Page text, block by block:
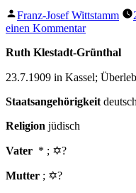
Veröffentlicht
von
Franz-Josef Wittstamm
einen Kommentarzu
Ruth
Ruth Klestadt-Grünthal
23.7.1909 in Kassel;
Staatsangehörigkeit deutsch
Religion jüdisch
Vater * ; ✡?
Mutter ; ✡?